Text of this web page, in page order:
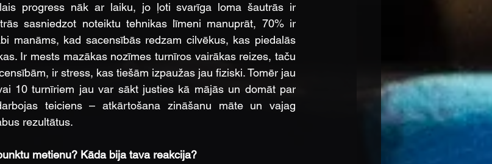
progress nāk ar laiku, jo ļoti svarīga loma šautrās ir
sasniedzot noteiktu tehnikas līmeni manuprāt, 70% ir
manāms, kad sacensībās redzam cilvēkus, kas piedalās
Ir mests mazākas nozīmes turnīros vairākas reizes, taču
ir stress, kas tiešām izpaužas jau fiziski. Tomēr jau
10 turnīriem jau var sākt justies kā mājās un domāt par
teiciens – atkārtošana zināšanu māte un vajag
rezultātus.
metienu? Kāda bija tava reakcija?